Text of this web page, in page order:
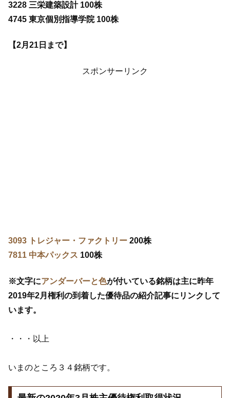
3228 三栄建築設計 100株
4745 東京個別指導学院 100株
【2月21日まで】
スポンサーリンク
3093 トレジャー・ファクトリー 200株
7811 中本パックス 100株
※文字にアンダーバーと色が付いている銘柄は主に昨年
2019年2月権利の到着した優待品の紹介記事にリンクして
います。
・・・以上
いまのところ３４銘柄です。